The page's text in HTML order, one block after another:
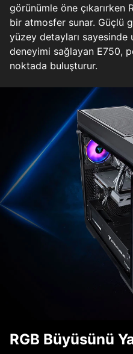
görünümle öne çıkarırken
bir atmosfer sunar. Güçlü
yüzey detayları sayesinde
deneyimi sağlayan E750,
noktada buluşturur.
RGB Büyüsünü